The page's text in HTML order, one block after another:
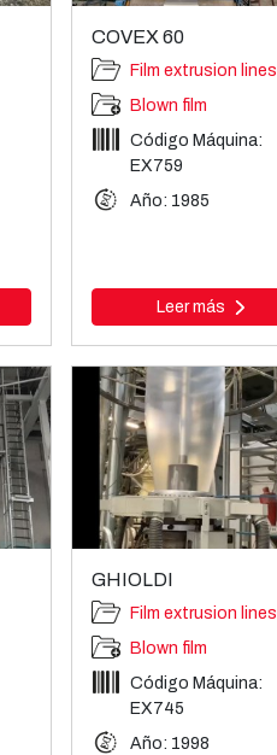
COVEX 60
Film extrusion lines
Blown film
Código Máquina:
EX759
Año: 1985
Leer más
GHIOLDI
Film extrusion lines
Blown film
Código Máquina:
EX745
Año: 1998